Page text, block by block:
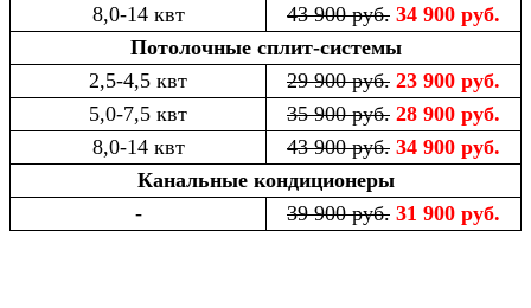
8,0-14 квт
43 900 руб. 34 900 руб.
Потолочные сплит-системы
2,5-4,5 квт
29 900 руб. 23 900 руб.
5,0-7,5 квт
35 900 руб. 28 900 руб.
8,0-14 квт
43 900 руб. 34 900 руб.
Канальные кондиционеры
-
39 900 руб. 31 900 руб.